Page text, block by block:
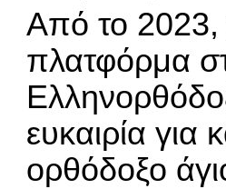
Από το 2023,
πλατφόρμα
ευκαιρία
ορθόδοξο